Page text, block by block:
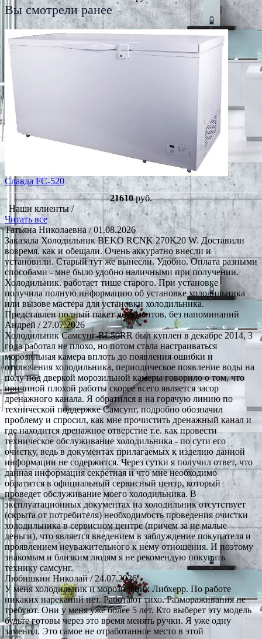
Вы смотрели ранее
Славда FC-520
21610руб.
Наши клиенты /
Читать все
Татьяна Николаевна / 01.08.2026
Заказала Холодильник BEKO RCNK 270K20 W. Доставили
вовремя. как и обещали. Очень аккуратно внесли и
установили. Старый тут же вынесли. Удобно. Оплата разными
способами - мне было удобно наличными при получении.
Холодильник. работает тише старого. При установке
получила полную информацию об установке холодильника
или вызове мастера для установки холодильника.
Представлен полный пакет документов, без напоминаний
Андрей / 27.07.2026
Холодильник Самсунг RL50RR был куплен в декабре 2014, 3
года работал не плохо, но потом стала настраиваться
морозильная камера вплоть до появления ошибки и
отключения холодильника, периодическое появление воды на
полу под дверкой морозильной камеры говорило о том, что
причиной плохой работы скорее всего является засор
дренажного канала. Я обратился в на горячую линию по
технической поддержке Самсунг, подробно обозначил
проблему и спросил, как мне прочистить дренажный канал и
где находится дренажное отверстие т.е. как провести
техническое обслуживание холодильника - по сути его
очистку, ведь в документах прилагаемых к изделию данной
информации не содержится. Через сутки я получил ответ, что
данная информация секретная и что мне необходимо
обратится в официальный сервисный центр, который
проведет обслуживание моего холодильника. В
эксплуатационных документах на холодильник отсутствует
(скрыта от потребителя) необходимость проведения очистки
холодильника в сервисном центре (причем за не малые
деньги), что является введением в заблуждение покупателя и
проявлением неуважительного к нему отношения. И поэтому
знакомым и близким людям я не рекомендую покупать
технику самсунг.
Любишкин Николай/ 24.07.2026
У меня холодильник и морозильник Либхерр. По работе
никаких нареканий нет. Работают тихо. Размораживания не
требуют. Они у меня уже более 5 лет. Кто выберет эту модель
будьте готовы через это время менять ручки. Я уже одну
заменил. Это самое не отработанное место в этой